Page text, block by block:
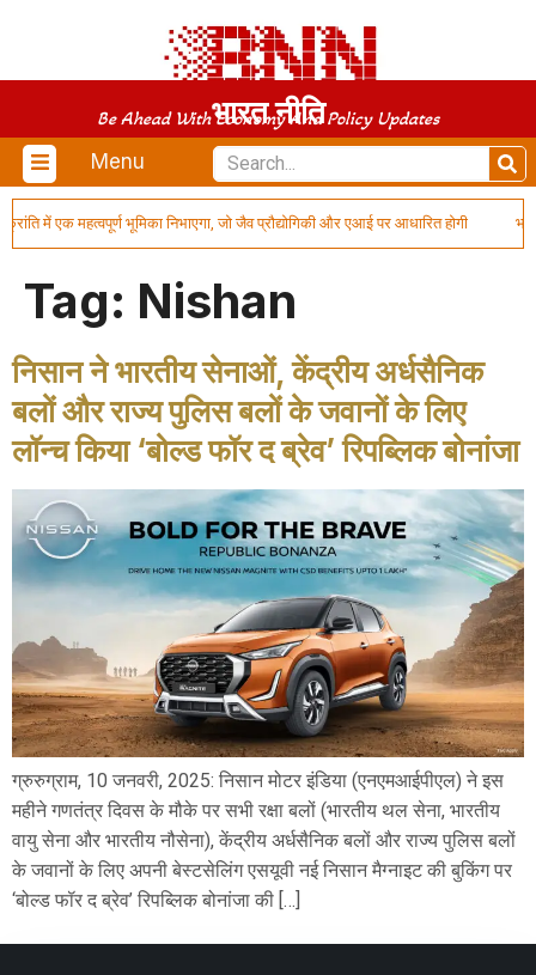
भारत नीति
Be Ahead With Economy And Policy Updates
Menu
में एक महत्वपूर्ण भूमिका निभाएगा, जो जैव प्रौद्योगिकी और एआई पर आधारित होगी
Tag: Nishan
निसान ने भारतीय सेनाओं, केंद्रीय अर्धसैनिक
बलों और राज्य पुलिस बलों के जवानों के लिए
लॉन्च किया ‘बोल्ड फॉर द ब्रेव’ रिपब्लिक बोनांजा
ग्रुरुग्राम, 10 जनवरी, 2025: निसान मोटर इंडिया (एनएमआईपीएल) ने इस
महीने गणतंत्र दिवस के मौके पर सभी रक्षा बलों (भारतीय थल सेना, भारतीय
वायु सेना और भारतीय नौसेना), केंद्रीय अर्धसैनिक बलों और राज्य पुलिस बलों
के जवानों के लिए अपनी बेस्टसेलिंग एसयूवी नई निसान मैग्नाइट की बुकिंग पर
‘बोल्ड फॉर द ब्रेव’ रिपब्लिक बोनांजा की […]